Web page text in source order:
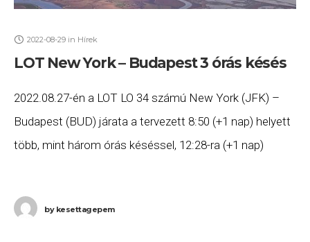
2022-08-29 in Hírek
LOT New York – Budapest 3 órás késés
2022.08.27-én a LOT LO 34 számú New York (JFK) –
Budapest (BUD) járata a tervezett 8:50 (+1 nap) helyett
több, mint három órás késéssel, 12:28-ra (+1 nap)
bykesettagepem